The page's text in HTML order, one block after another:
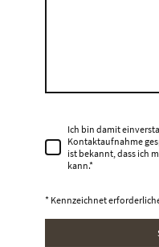
Ich bin damit
Kontaktaufnahme
ist bekannt, dass ich
kann.*
* Kennzeichnet